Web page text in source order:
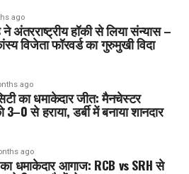
ago
अंतरराष्ट्रीय हॉकी से लिया संन्यास –
विजेता फॉरवर्ड का गुरुमुखी विदा
ago
का धमाकेदार जीत: मैनचेस्टर
से हराया, डर्बी में बनाया शानदार
ago
धमाकेदार आगाज: RCB vs SRH से